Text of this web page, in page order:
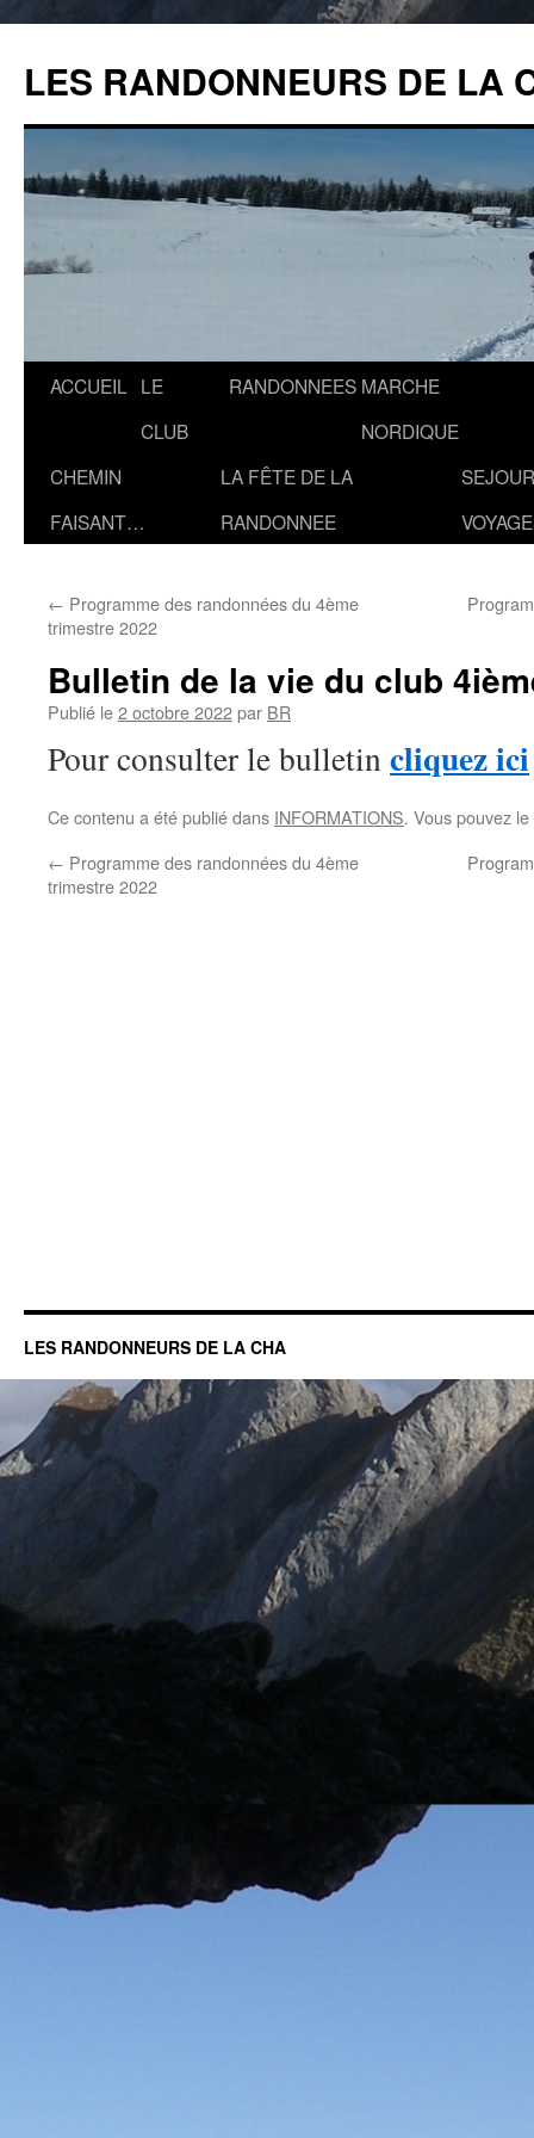
contenu
LES RANDONNEURS DE LA
ACCUEIL LE
CLUB
RANDONNEES MARCHE
NORDIQUE
CHEMIN
FAISANT…
LA FÊTE DE LA
RANDONNEE
← Programme des randonnées du 4ème
trimestre 2022
Bulletin de la vie du club
Publié le2 octobre 2022par BR
Pour consulter le bulletincliquez ici
Ce contenu a été publié dans INFORMATIONS. Vous pouvez
← Programme des randonnées du 4ème
trimestre 2022
LES RANDONNEURS DE LA CHA